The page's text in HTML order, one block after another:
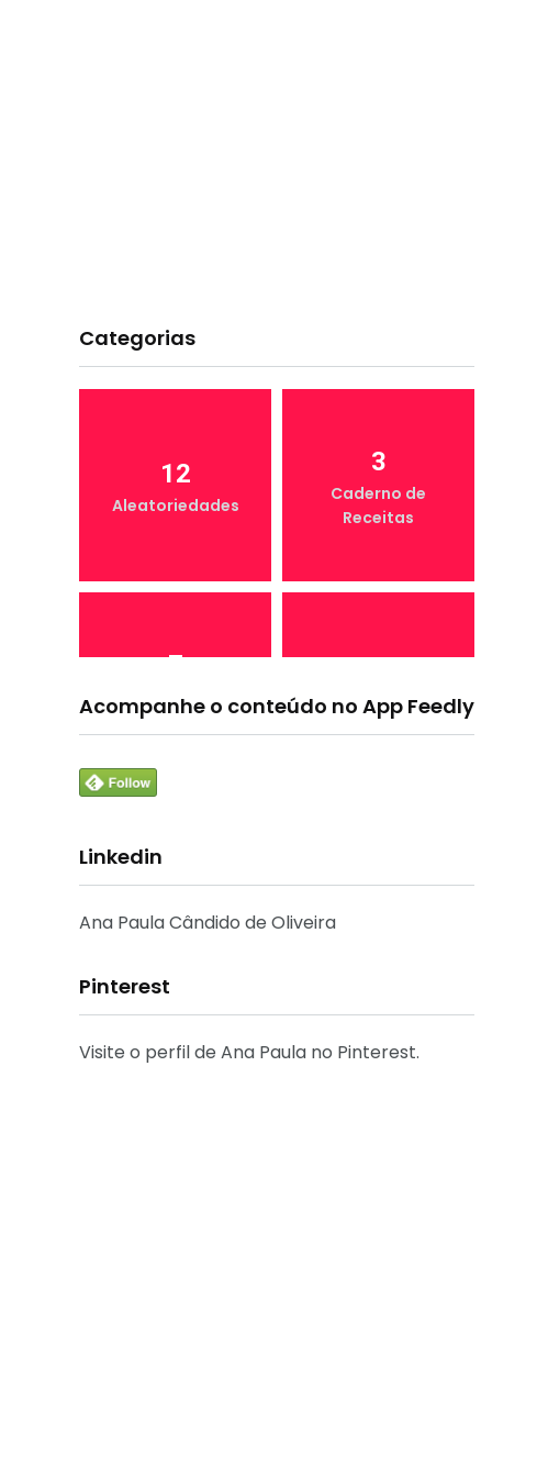
Categorias
12
Aleatoriedades
3
Caderno de
Receitas
7
Canal Conta
Comigo
Conta Comigo MEI
33
Reflexões
Acompanhe o conteúdo no App Feedly
Linkedin
Ana Paula Cândido de Oliveira
Pinterest
Visite o perfil de Ana Paula no Pinterest.